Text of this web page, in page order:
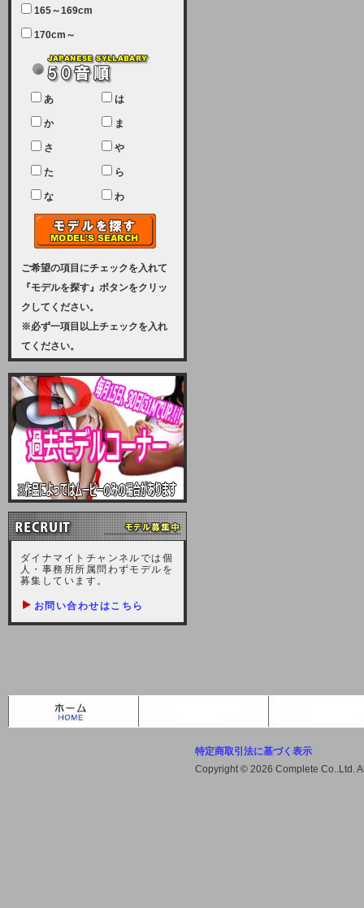
現在、クレジットカード決済はJCB
のみになっております。大変ご迷惑
キャシュでの決済は可能ですので、
宜しくお願い致します。
2024-02-23 (金)
【クレジットカード決済について】
只今、クレジットカード会社の都合
により決済ができない状況です。
ユーザー様には、大変ご迷惑をおか
けいたしまして申し訳ございませ
ん。
2023-08-31 (木)
【サーバーメンテナンス実施のお知
らせ】
2023年 9月10日（日曜日）午前8：
サーバーメンテナンスを実施いたし
ます。その為、アクセスはできませ
ますが、ご理解の程を宜しくお願い
致します。
2022-09-01 (木)
【サーバーメンテナンスのお知ら
せ】
9月10日（土曜日）AM6：00から
AM8：00（予定）サーバーメンテ
ナンスを致します。ご迷惑をおかけ
しますが、宜しくお願い致します。
2021-10-22 (金)
2021/10/7に起きました地震によ
不安定な状況もあります。会員様に
は、ご不便をお掛けしますが宜しく
165～169cm
170cm～
あ は
か ま
さ や
た ら
な わ
ご希望の項目にチェックを入れて
『モデルを探す』ボタンをクリッ
クしてください。
※必ず一項目以上チェックを入れ
てください。
ダイナマイトチャンネルでは個
人・事務所所属問わずモデルを
募集しています。
お問い合わせはこちら
特定商取引法に基づく表示
Copyright © 2026 Complete Co..Ltd.